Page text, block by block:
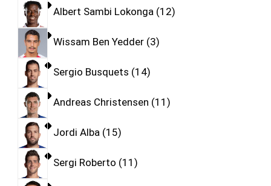
Albert Sambi Lokonga 12
Wissam Ben Yedder 3
Sergio Busquets 14
Andreas Christensen 11
Jordi Alba 15
Sergi Roberto 11